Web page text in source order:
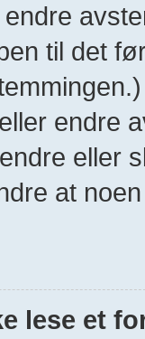
til det
endre
eller
at
lese et